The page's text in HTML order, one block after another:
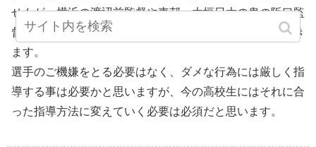
せんが、横浜の渡辺前監督や東邦→大垣日大の鬼の阪口監
督なども選手とラインやメールをするようになったと聞き
ます。
選手のご機嫌をとる必要はなく、ダメな行為には厳しく指
導する事は必要かと思いますが、今の高校生にはそれに合
った指導方法に変えていく必要は必須だと思います。